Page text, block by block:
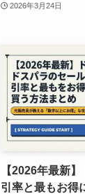
2026年3月24日
【2026年最新
引率と最もお得